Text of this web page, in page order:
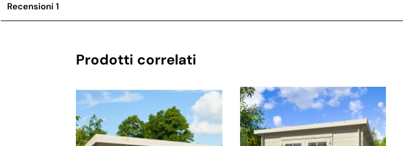
Recensioni 1
Prodotti correlati